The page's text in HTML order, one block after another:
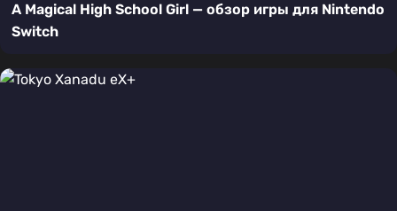
A Magical High School Girl — обзор игры для Nintendo
Switch